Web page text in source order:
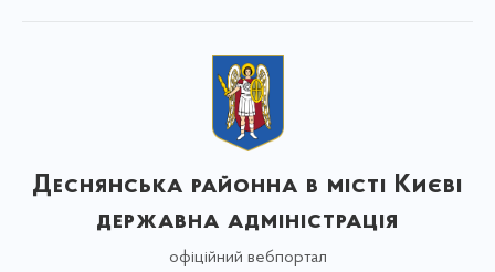
Деснянська районна в місті Києві
державна адміністрація
офіційний вебпортал